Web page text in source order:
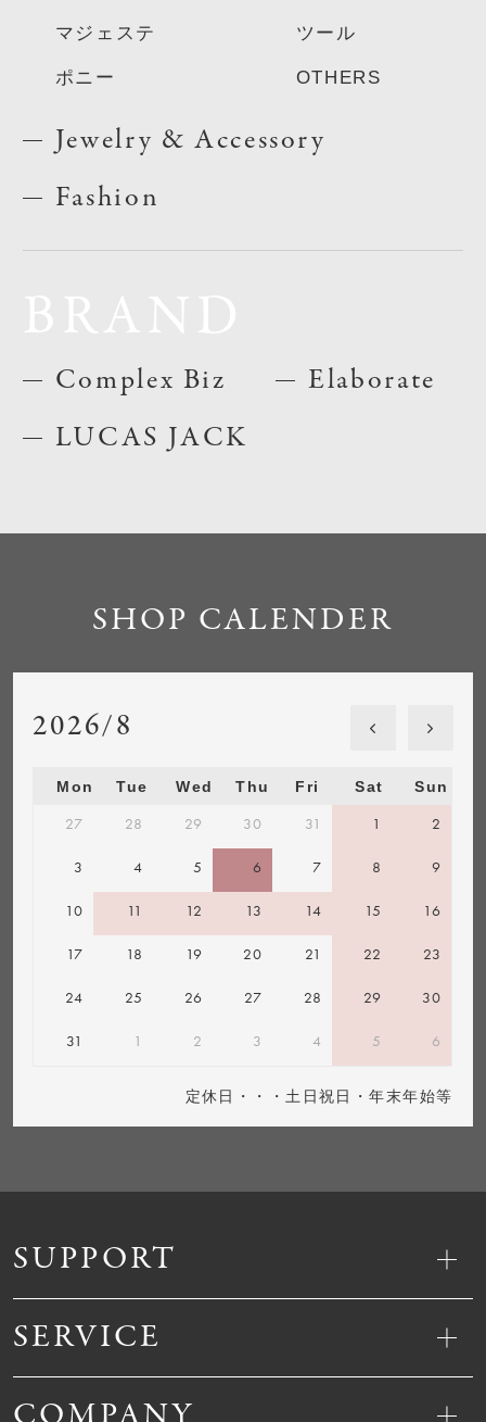
マジェステ
ポニー
ツール
OTHERS
Jewelry & Accessory
Fashion
Complex Biz
LUCAS JACK
Elaborate
SUPPORT
SERVICE
SHOP CALENDER
2026/8
Mon Tue Wed Thu Fri Sat Sun
27 28 29 30 31 1 2
3 4 5 6 7 8 9
10 11 12 13 14 15 16
17 18 19 20 21 22 23
24 25 26 27 28 29 30
31 1 2 3 4 5 6
定休日・・・土日祝日・年末年始等